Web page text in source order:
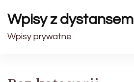
Wpisy z dystansem
Wpisy prywatne